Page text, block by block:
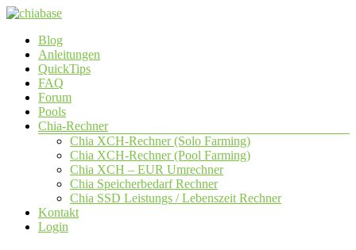
Zum
springen
chiabase
CHIA
Info-
Community
Seite
Menü
Blog
Anleitungen
QuickTips
FAQ
Forum
Pools
Chia-Rechner
Chia XCH-Rechner (Solo Farming)
Chia XCH-Rechner (Pool Farming)
Chia XCH – EUR Umrechner
Chia Speicherbedarf Rechner
Chia SSD Leistungs / Lebenszeit Rechner
Kontakt
Login